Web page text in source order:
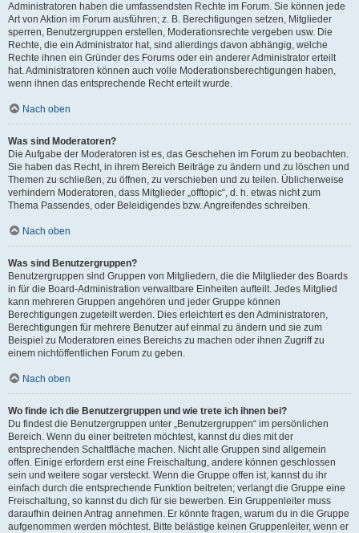
Administratoren haben die umfassendsten Rechte im Forum. Sie können jede
Art von Aktion im Forum ausführen; z. B. Berechtigungen setzen, Mitglieder
sperren, Benutzergruppen erstellen, Moderationsrechte vergeben usw. Die
Rechte, die ein Administrator hat, sind allerdings davon abhängig, welche
Rechte ihnen ein Gründer des Forums oder ein anderer Administrator erteilt
hat. Administratoren können auch volle Moderationsberechtigungen haben,
wenn ihnen das entsprechende Recht erteilt wurde.
Nach oben
Was sind Moderatoren?
Die Aufgabe der Moderatoren ist es, das Geschehen im Forum zu beobachten.
Sie haben das Recht, in ihrem Bereich Beiträge zu ändern und zu löschen und
Themen zu schließen, zu öffnen, zu verschieben und zu teilen. Üblicherweise
verhindern Moderatoren, dass Mitglieder „offtopic“, d. h. etwas nicht zum
Thema Passendes, oder Beleidigendes bzw. Angreifendes schreiben.
Nach oben
Was sind Benutzergruppen?
Benutzergruppen sind Gruppen von Mitgliedern, die die Mitglieder des Boards
in für die Board-Administration verwaltbare Einheiten aufteilt. Jedes Mitglied
kann mehreren Gruppen angehören und jeder Gruppe können
Berechtigungen zugeteilt werden. Dies erleichtert es den Administratoren,
Berechtigungen für mehrere Benutzer auf einmal zu ändern und sie zum
Beispiel zu Moderatoren eines Bereichs zu machen oder ihnen Zugriff zu
einem nichtöffentlichen Forum zu geben.
Nach oben
Wo finde ich die Benutzergruppen und wie trete ich ihnen bei?
Du findest die Benutzergruppen unter „Benutzergruppen“ im persönlichen
Bereich. Wenn du einer beitreten möchtest, kannst du dies mit der
entsprechenden Schaltfläche machen. Nicht alle Gruppen sind allgemein
offen. Einige erfordern erst eine Freischaltung, andere können geschlossen
sein und weitere sogar versteckt. Wenn die Gruppe offen ist, kannst du ihr
einfach durch die entsprechende Funktion beitreten; verlangt die Gruppe eine
Freischaltung, so kannst du dich für sie bewerben. Ein Gruppenleiter muss
daraufhin deinen Antrag annehmen. Er könnte fragen, warum du in die Gruppe
aufgenommen werden möchtest. Bitte belästige keinen Gruppenleiter, wenn er